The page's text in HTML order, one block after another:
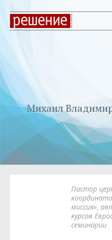
Михаил
Пастор
миссия»,
курсов
семинарии